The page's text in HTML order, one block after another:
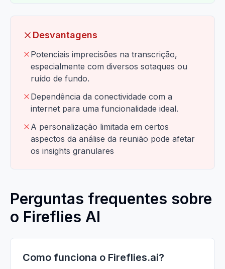
Desvantagens
Potenciais imprecisões na transcrição,
especialmente com diversos sotaques ou
ruído de fundo.
Dependência da conectividade com a
internet para uma funcionalidade ideal.
A personalização limitada em certos
aspectos da análise da reunião pode afetar
os insights granulares
Perguntas frequentes sobre
o Fireflies AI
Como funciona o Fireflies.ai?